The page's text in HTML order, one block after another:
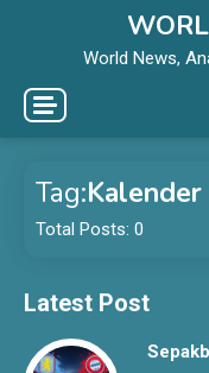
World News,
Tag:
Total Posts: 0
Latest Post